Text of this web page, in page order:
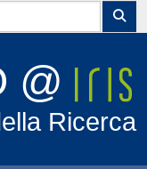
@
Ricerca